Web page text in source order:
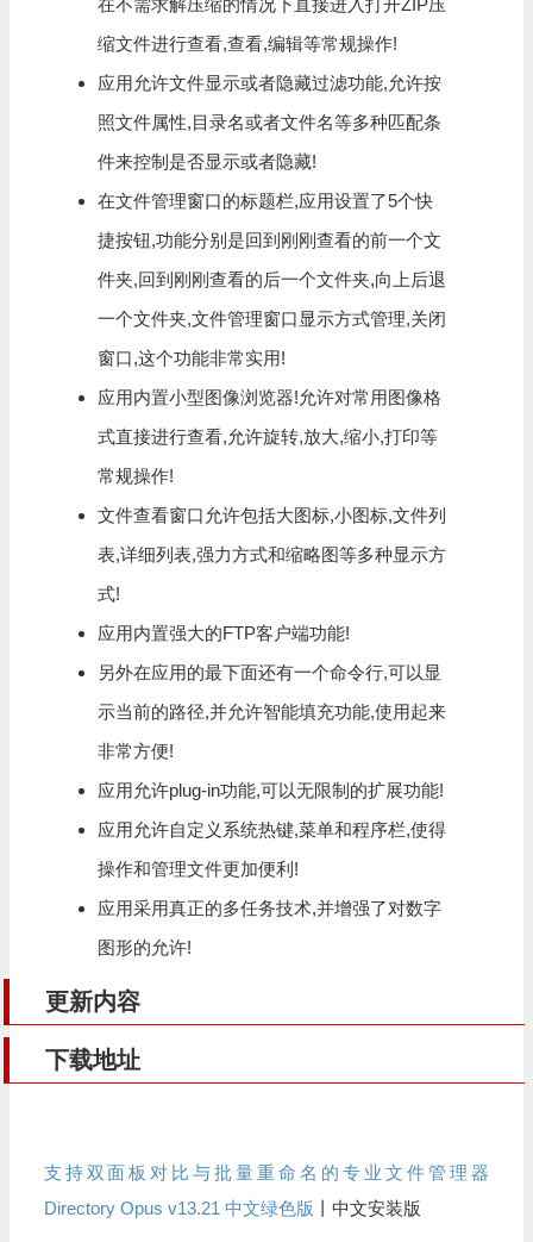
在不需求解压缩的情况下直接进入打开ZIP压
缩文件进行查看,查看,编辑等常规操作!
应用允许文件显示或者隐藏过滤功能,允许按
照文件属性,目录名或者文件名等多种匹配条
件来控制是否显示或者隐藏!
在文件管理窗口的标题栏,应用设置了5个快
捷按钮,功能分别是回到刚刚查看的前一个文
件夹,回到刚刚查看的后一个文件夹,向上后退
一个文件夹,文件管理窗口显示方式管理,关闭
窗口,这个功能非常实用!
应用内置小型图像浏览器!允许对常用图像格
式直接进行查看,允许旋转,放大,缩小,打印等
常规操作!
文件查看窗口允许包括大图标,小图标,文件列
表,详细列表,强力方式和缩略图等多种显示方
式!
应用内置强大的FTP客户端功能!
另外在应用的最下面还有一个命令行,可以显
示当前的路径,并允许智能填充功能,使用起来
非常方便!
应用允许plug-in功能,可以无限制的扩展功能!
应用允许自定义系统热键,菜单和程序栏,使得
操作和管理文件更加便利!
应用采用真正的多任务技术,并增强了对数字
图形的允许!
更新内容
下载地址
支持双面板对比与批量重命名的专业文件管理器
Directory Opus v13.21 中文绿色版 丨中文安装版